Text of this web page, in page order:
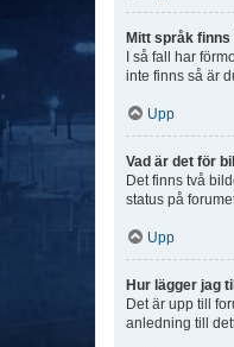
Mitt språk
I så fall har
inte finns så är
Upp
Vad är det för
Det finns två
status på
Upp
Hur lägger jag
Det är upp till
anledning till